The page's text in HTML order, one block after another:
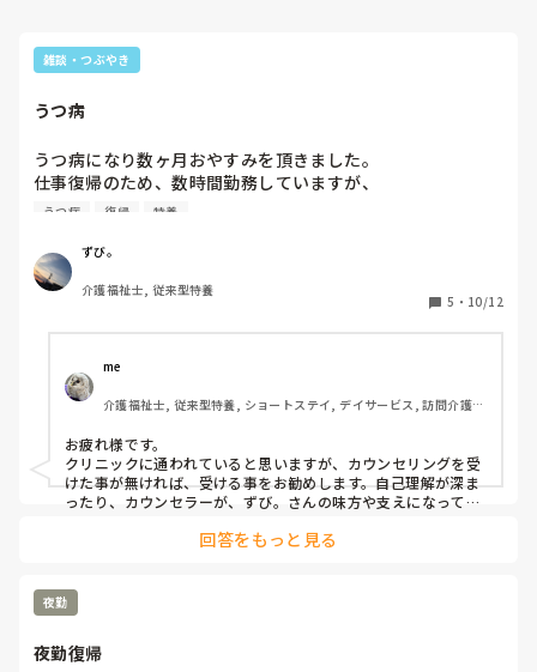
雑談・つぶやき
うつ病
うつ病になり数ヶ月おやすみを頂きました。
仕事復帰のため、数時間勤務していますが、
体と心が一致せず、迷惑ばかりかけてしまいます。
自分で乗り越えるしかないからね。と職場の人に言われた言
葉がずっと残ってる。
うつ病 復帰 特養
ずび。
介護福祉士, 従来型特養
5 ・ 10/12
me
介護福祉士, 従来型特養, ショートステイ, デイサービス, 訪問介護,
お疲れ様です。
クリニックに通われていると思いますが、カウンセリングを受
けた事が無ければ、受ける事をお勧めします。自己理解が深ま
ったり、カウンセラーが、ずび。さんの味方や支えになって下
回答をもっと見る
夜勤
夜勤復帰